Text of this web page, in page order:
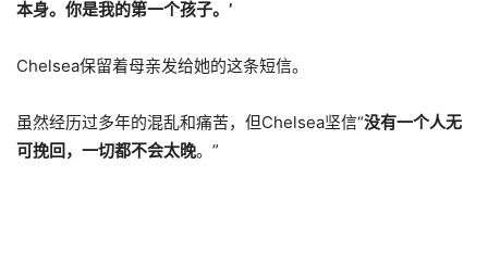
本身。你是我的第一个孩子。’
Chelsea保留着母亲发给她的这条短信。
虽然经历过多年的混乱和痛苦，但Chelsea坚信“没有一个人无
可挽回，一切都不会太晚。”